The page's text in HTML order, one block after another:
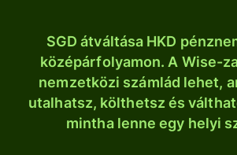
SGD átváltása HKD
középárfolyamon. A Wise-
nemzetközi számlád lehet,
utalhatsz, költhetsz és
mintha lenne egy helyi